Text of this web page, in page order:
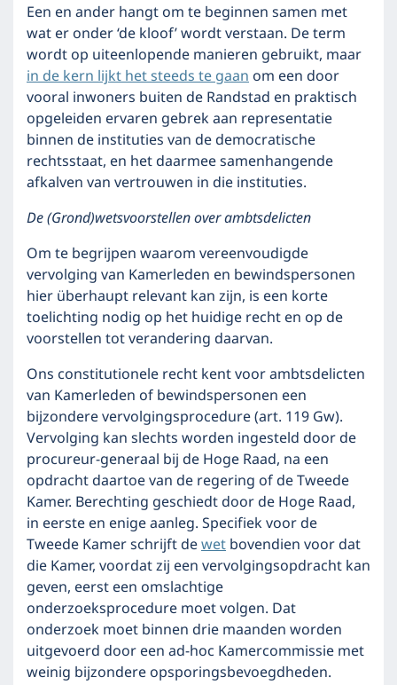
Een en ander hangt om te beginnen samen met
wat er onder ‘de kloof’ wordt verstaan. De term
wordt op uiteenlopende manieren gebruikt, maar
in de kern lijkt het steeds te gaanom een door
vooral inwoners buiten de Randstad en praktisch
opgeleiden ervaren gebrek aan representatie
binnen de instituties van de democratische
rechtsstaat, en het daarmee samenhangende
afkalven van vertrouwen in die instituties.
De (Grond)wetsvoorstellen over ambtsdelicten
Om te begrijpen waarom vereenvoudigde
vervolging van Kamerleden en bewindspersonen
hier überhaupt relevant kan zijn, is een korte
toelichting nodig op het huidige recht en op de
voorstellen tot verandering daarvan.
Ons constitutionele recht kent voor ambtsdelicten
van Kamerleden of bewindspersonen een
bijzondere vervolgingsprocedure (art. 119 Gw).
Vervolging kan slechts worden ingesteld door de
procureur-generaal bij de Hoge Raad, na een
opdracht daartoe van de regering of de Tweede
Kamer. Berechting geschiedt door de Hoge Raad,
in eerste en enige aanleg. Specifiek voor de
Tweede Kamer schrijft dewetbovendien voor dat
die Kamer, voordat zij een vervolgingsopdracht kan
geven, eerst een omslachtige
onderzoeksprocedure moet volgen. Dat
onderzoek moet binnen drie maanden worden
uitgevoerd door een ad-hoc Kamercommissie met
weinig bijzondere opsporingsbevoegdheden.